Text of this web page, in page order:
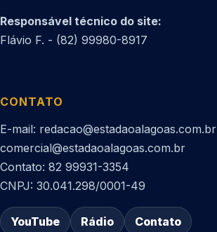
Responsável técnico do site:
Flávio F. - (82) 99980-8917
CONTATO
E-mail: redacao@estadaoalagoas.com.br
comercial@estadaoalagoas.com.br
Contato: 82 99931-3354
CNPJ: 30.041.298/0001-49
YouTube Rádio Contato